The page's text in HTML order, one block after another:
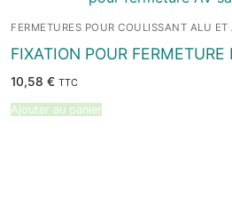
FERMETURES POUR COULISSANT ALU ET
FIXATION POUR
10,58 € TTC
Ajouter au panier